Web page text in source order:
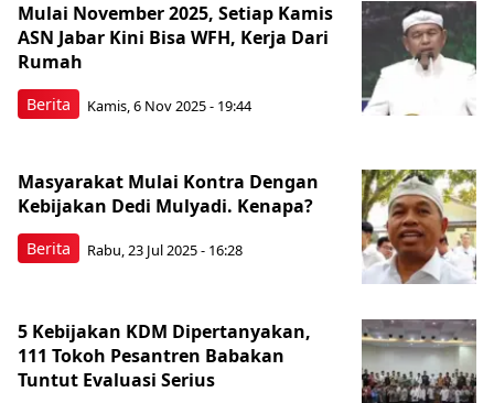
Berita
Mulai November 2025, Setiap Kamis
ASN Jabar Kini Bisa WFH, Kerja Dari
Rumah
Kamis, 6 Nov 2025 - 19:44
Berita
Masyarakat Mulai Kontra Dengan
Kebijakan Dedi Mulyadi. Kenapa?
Rabu, 23 Jul 2025 - 16:28
5 Kebijakan KDM Dipertanyakan,
111 Tokoh Pesantren Babakan
Tuntut Evaluasi Serius